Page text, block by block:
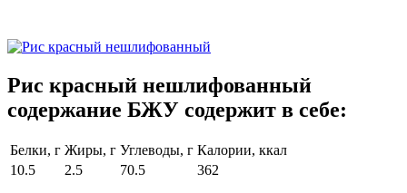
Рис красный нешлифованный
содержание БЖУ содержит в себе:
Белки, г Жиры, г Углеводы, г Калории, ккал
10.5
2.5 70.5 362